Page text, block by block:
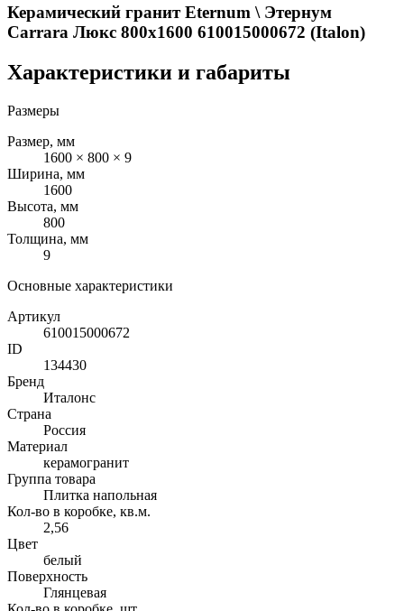
Керамический гранит Eternum \ Этернум
Carrara Люкс 800x1600 610015000672 (Italon)
Характеристики и габариты
Размеры
Размер, мм
1600 × 800 × 9
Ширина, мм
1600
Высота, мм
800
Толщина, мм
9
Основные характеристики
Артикул
610015000672
ID
134430
Бренд
Италонс
Страна
Россия
Материал
керамогранит
Группа товара
Плитка напольная
Кол-во в коробке, кв.м.
2,56
Цвет
белый
Поверхность
Глянцевая